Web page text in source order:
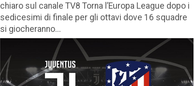
chiaro sul canale TV8 Torna l’Europa League dopo i
sedicesimi di finale per gli ottavi dove 16 squadre
si giocheranno...